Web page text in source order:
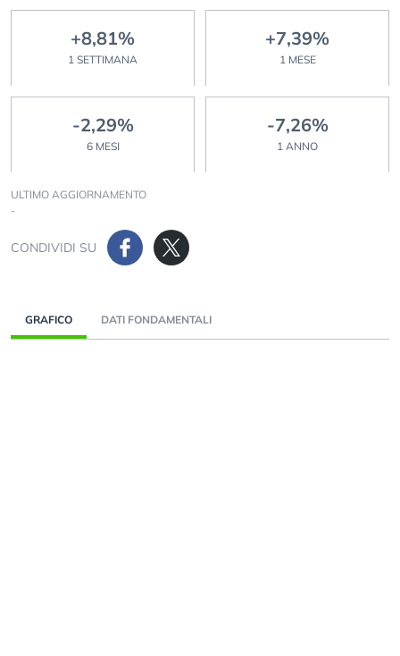
+8,81%
1 SETTIMANA
+7,39%
1 MESE
-2,29%
6 MESI
-7,26%
1 ANNO
ULTIMO AGGIORNAMENTO
-
CONDIVIDI SU
GRAFICO DATI FONDAMENTALI